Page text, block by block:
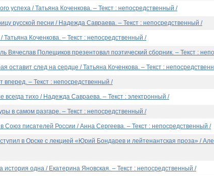
успеха / Татьяна Коченкова. – Текст : непосредственный /
русской песни / Надежда Савраева. – Текст : непосредственный /
Татьяна Коченкова. – Текст : непосредственный /
Вячеслав Полещиков презентовал поэтический сборник. – Текст :
оставит след на сердце / Татьяна Коченкова. – Текст :
вперед. – Текст : непосредственный /
всегда тихо / Надежда Савраева. – Текст : электронный /
в самом разгаре. – Текст : непосредственный /
Союз писателей России / Анна Сергеева. – Текст : непосредственный /
в Орске с лекцией «Юрий Бондарев и лейтенантская проза» /
одна / Екатерина Яновская. – Текст : непосредственный /